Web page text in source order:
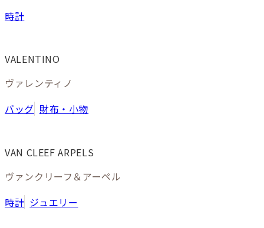
時計
VALENTINO
ヴァレンティノ
バッグ 財布・小物
VAN CLEEF ARPELS
ヴァンクリーフ＆アーペル
時計 ジュエリー